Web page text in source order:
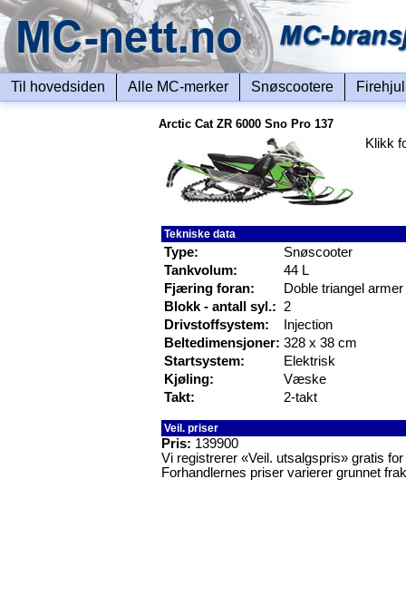
Til hovedsiden Alle MC-merker Snøscootere
Arctic Cat ZR 6000 Sno Pro 137
Klikk
Tekniske data
Type:
Snøscooter
Tankvolum:
44 L
Fjæring foran:
Doble triangel armer
Blokk - antall syl.:
2
Drivstoffsystem:
Injection
Beltedimensjoner: 328 x 38 cm
Startsystem:
Elektrisk
Kjøling:
Væske
Takt:
2-takt
Veil. priser
Pris: 139900
Vi registrerer «Veil. utsalgspris» gratis
Forhandlernes priser varierer grunnet